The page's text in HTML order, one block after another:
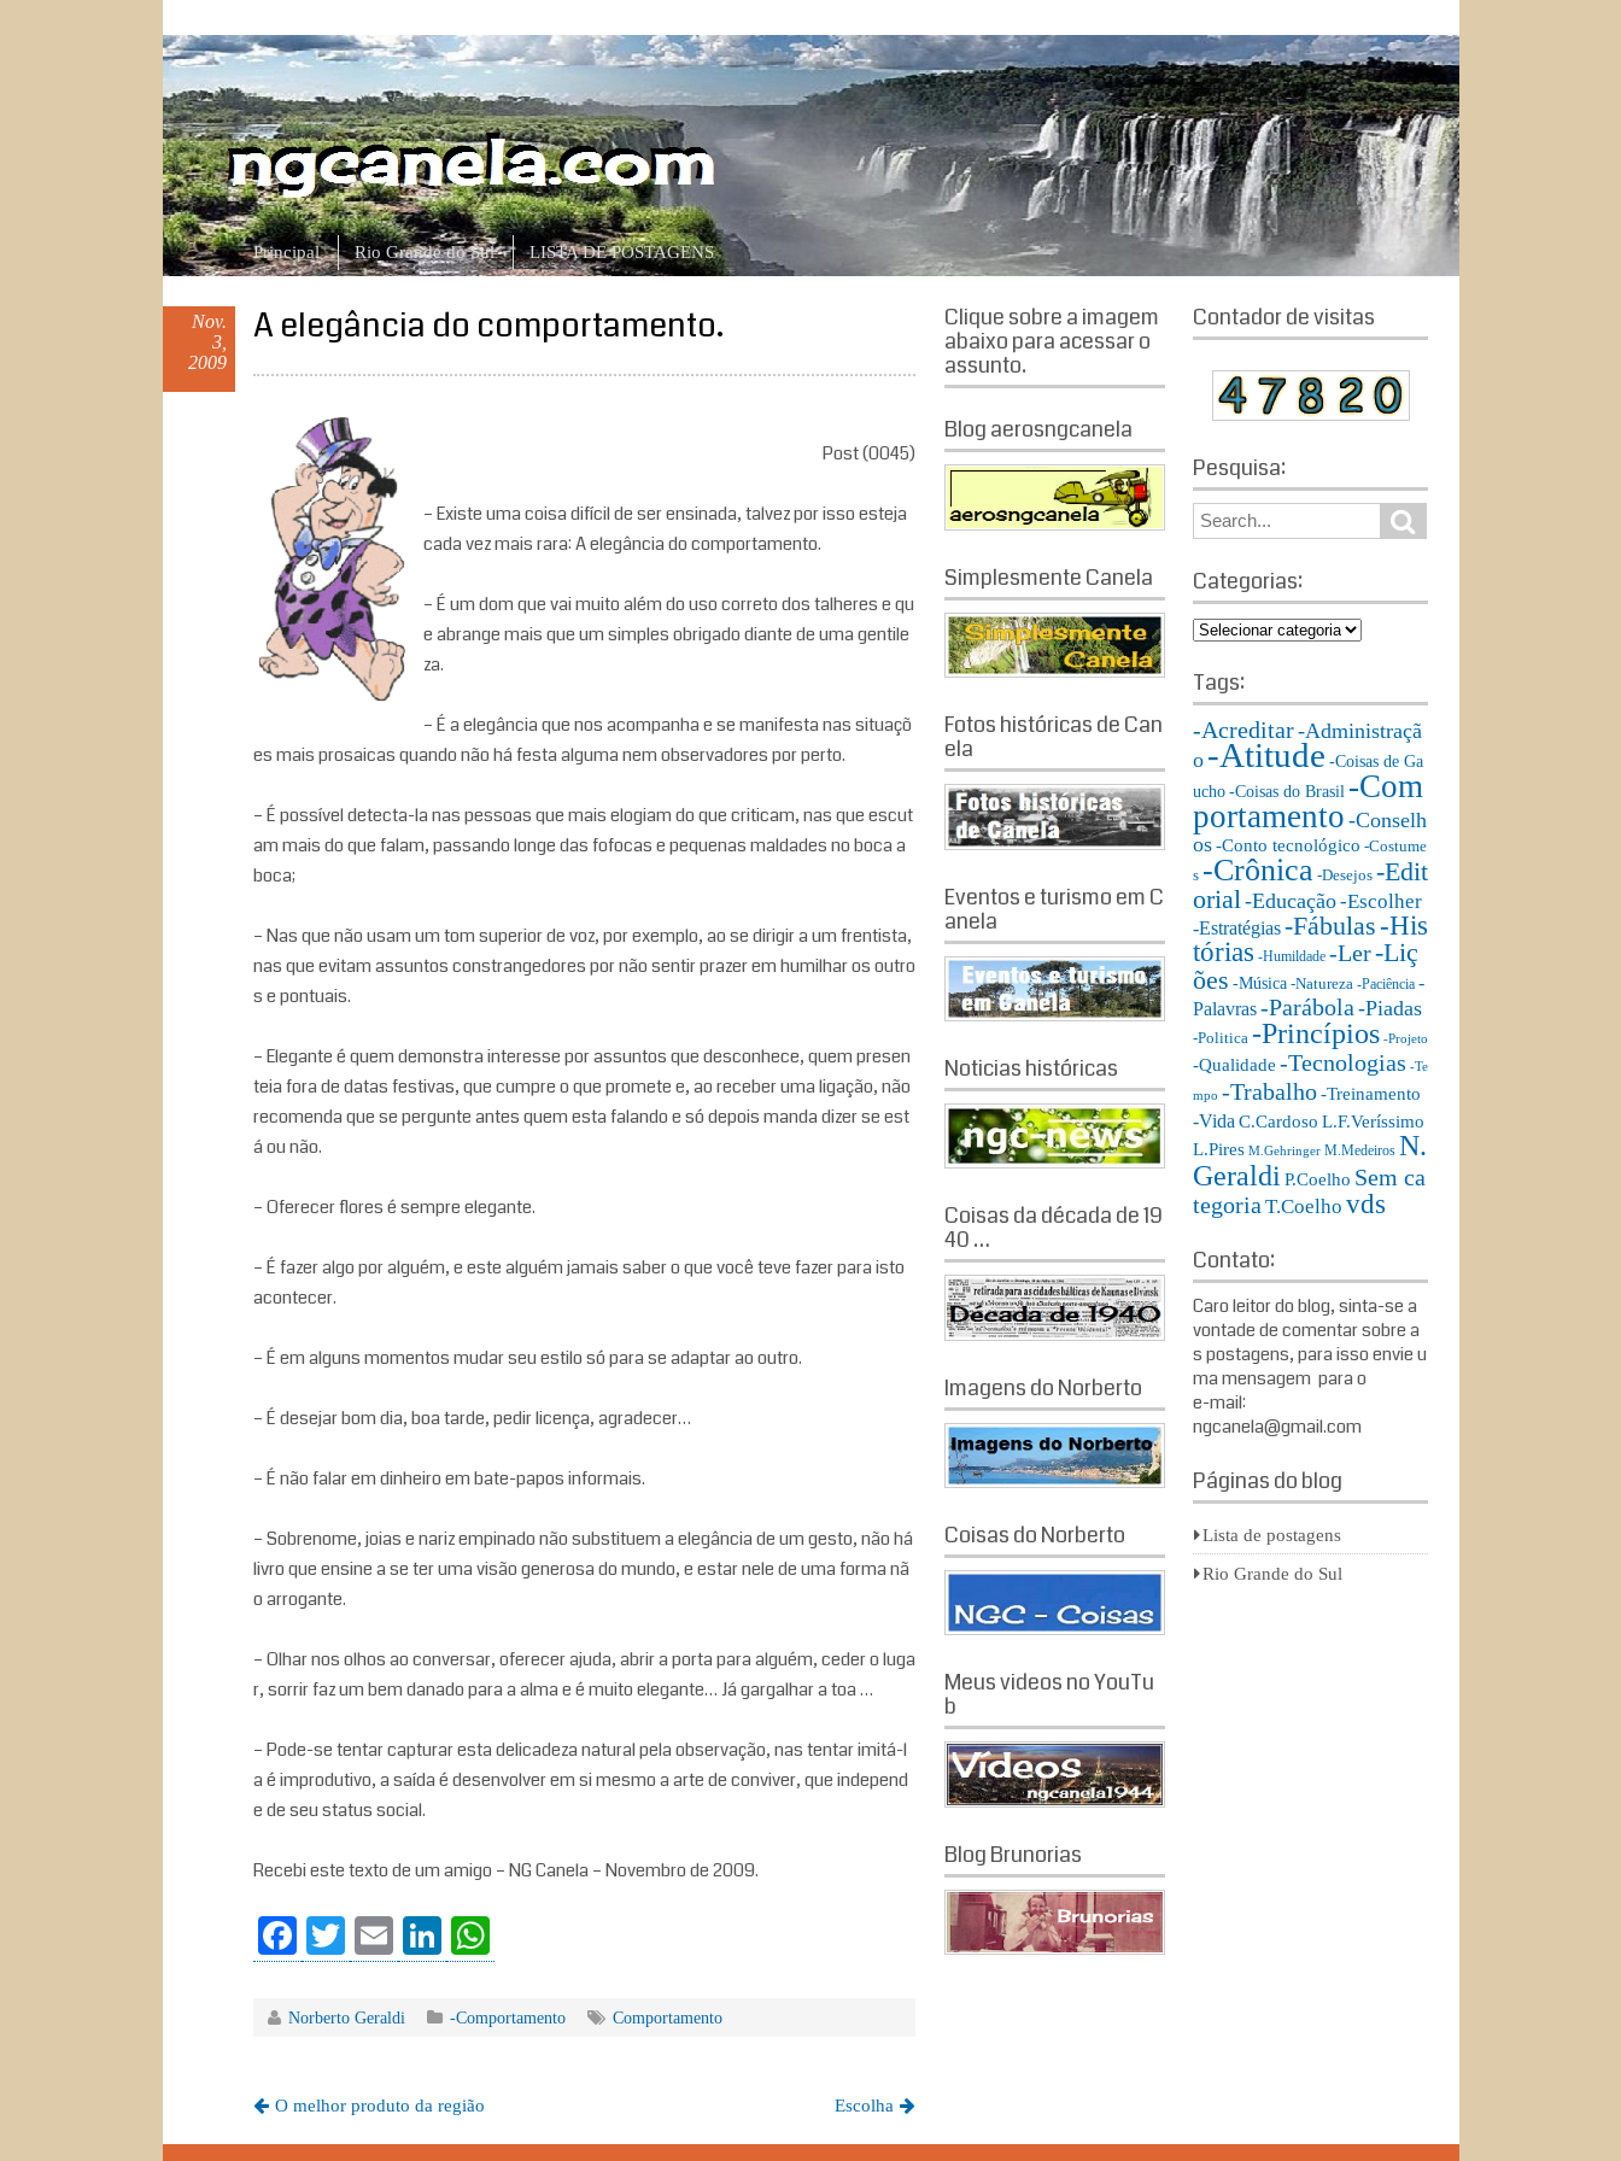
ngcanela.com
Atitude, comportamento e outras histórias.
Principal Rio Grande do Sul LISTA DE POSTAGENS
A elegância do comportamento.
Nov.
3,
2009
Post (0045)
– Existe uma coisa difícil de ser ensinada, talvez por isso esteja
cada vez mais rara: A elegância do comportamento.
– É um dom que vai muito além do uso correto dos talheres e qu
e abrange mais que um simples obrigado diante de uma gentile
za.
– É a elegância que nos acompanha e se manifesta nas situaçõ
es mais prosaicas quando não há festa alguma nem observadores por perto.
– É possível detecta-la nas pessoas que mais elogiam do que criticam, nas que escut
am mais do que falam, passando longe das fofocas e pequenas maldades no boca a
boca;
– Nas que não usam um tom superior de voz, por exemplo, ao se dirigir a um frentista,
nas que evitam assuntos constrangedores por não sentir prazer em humilhar os outro
s e pontuais.
– Elegante é quem demonstra interesse por assuntos que desconhece, quem presen
teia fora de datas festivas, que cumpre o que promete e, ao receber uma ligação, não
recomenda que se pergunte antes quem esta falando e só depois manda dizer se est
á ou não.
– Oferecer flores é sempre elegante.
– É fazer algo por alguém, e este alguém jamais saber o que você teve fazer para isto
acontecer.
– É em alguns momentos mudar seu estilo só para se adaptar ao outro.
– É desejar bom dia, boa tarde, pedir licença, agradecer…
– É não falar em dinheiro em bate-papos informais.
– Sobrenome, joias e nariz empinado não substituem a elegância de um gesto, não há
livro que ensine a se ter uma visão generosa do mundo, e estar nele de uma forma nã
o arrogante.
– Olhar nos olhos ao conversar, oferecer ajuda, abrir a porta para alguém, ceder o luga
r, sorrir faz um bem danado para a alma e é muito elegante… Já gargalhar a toa …
– Pode-se tentar capturar esta delicadeza natural pela observação, nas tentar imitá-l
a é improdutivo, a saída é desenvolver em si mesmo a arte de conviver, que independ
e de seu status social.
Recebi este texto de um amigo – NG Canela – Novembro de 2009.
Fa
ce
bo
T
wi
tte
E
m
ail
Li
nk
ed
ha
ts
Norberto Geraldi -Comportamento Comportamento
O melhor produto da região Escolha
Clique sobre a imagem
abaixo para acessar o
assunto.
Blog aerosngcanela
Simplesmente Canela
Fotos históricas de Can
ela
Eventos e turismo em C
anela
Noticias históricas
Coisas da década de 19
40 …
Imagens do Norberto
Coisas do Norberto
Meus videos no YouTu
b
Blog Brunorias
Contador de visitas
Pesquisa:
S
e
r
c
h
o
r:
e
Categorias:
C
t
e
r
i
a
s:
Tags:
-Acreditar-Administraçã
o -Atitude -Coisas de Ga
ucho -Coisas do Brasil -Com
portamento -Conselh
os -Conto tecnológico -Costume
s -Crônica -Desejos -Edit
orial -Educação-Escolher
-Estratégias -Fábulas-His
tórias -Humildade -Ler-Liç
ões -Música -Natureza -Paciência -
Palavras-Parábola -Piadas
-Politica -Princípios -Projeto
-Qualidade -Tecnologias -Te
mpo -Trabalho -Treinamento
-Vida C.Cardoso L.F.Veríssimo
L.Pires M.Gehringer M.Medeiros N.
Geraldi P.Coelho Sem ca
tegoria T.Coelho vds
Contato:
Caro leitor do blog, sinta-se a
vontade de comentar sobre a
s postagens, para isso envie u
ma mensagem para o
e-mail:
ngcanela@gmail.com
Páginas do blog
Lista de postagens
Rio Grande do Sul